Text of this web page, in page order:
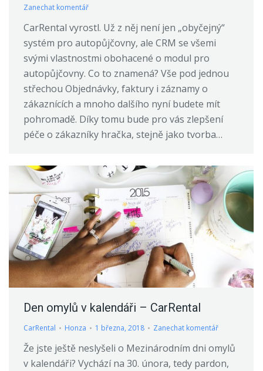
Zanechat komentář
CarRental vyrostl. Už z něj není jen „obyčejný“
systém pro autopůjčovny, ale CRM se všemi
svými vlastnostmi obohacené o modul pro
autopůjčovny. Co to znamená? Vše pod jednou
střechou Objednávky, faktury i záznamy o
zákaznících a mnoho dalšího nyní budete mít
pohromadě. Díky tomu bude pro vás zlepšení
péče o zákazníky hračka, stejně jako tvorba…
Den omylů v kalendáři – CarRental
CarRental Honza 1 března, 2018 Zanechat komentář
Že jste ještě neslyšeli o Mezinárodním dni omylů
v kalendáři? Vychází na 30. února, tedy pardon,